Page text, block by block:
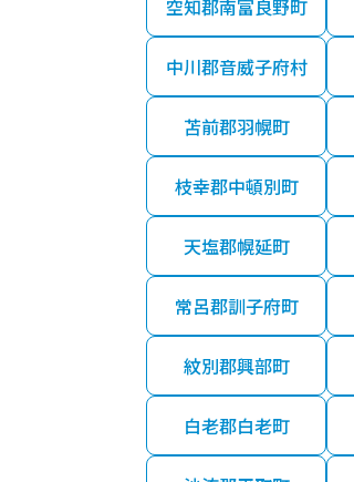
空知郡南富良野町
中川郡音威子府村
苫前郡羽幌町
枝幸郡中頓別町
天塩郡幌延町
常呂郡訓子府町
紋別郡興部町
白老郡白老町